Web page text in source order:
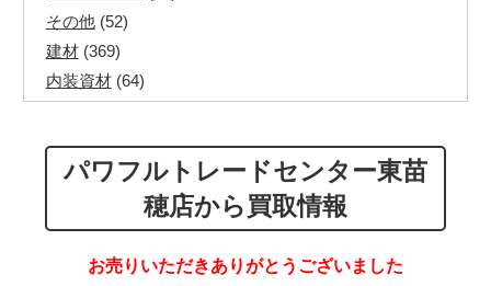
その他(52)
建材(369)
内装資材(64)
その他ツール (48)
(40)
その他建築資材(113)
半端電線(40)
パワフルトレードセンター東苗
穂店から買取情報
お売りいただきありがとうございました